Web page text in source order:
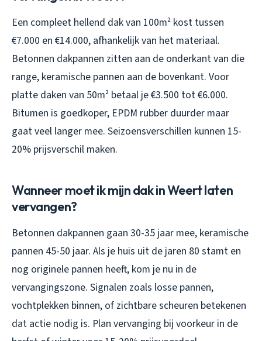
Een compleet hellend dak van 100m² kost tussen
€7.000 en €14.000, afhankelijk van het materiaal.
Betonnen dakpannen zitten aan de onderkant van die
range, keramische pannen aan de bovenkant. Voor
platte daken van 50m² betaal je €3.500 tot €6.000.
Bitumen is goedkoper, EPDM rubber duurder maar
gaat veel langer mee. Seizoensverschillen kunnen 15-
20% prijsverschil maken.
Wanneer moet ik mijn dak in Weert laten
vervangen?
Betonnen dakpannen gaan 30-35 jaar mee, keramische
pannen 45-50 jaar. Als je huis uit de jaren 80 stamt en
nog originele pannen heeft, kom je nu in de
vervangingszone. Signalen zoals losse pannen,
vochtplekken binnen, of zichtbare scheuren betekenen
dat actie nodig is. Plan vervanging bij voorkeur in de